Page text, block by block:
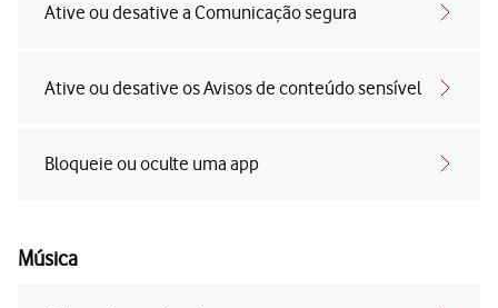
Ative ou desative a Comunicação segura
Ative ou desative os Avisos de conteúdo sensível
Bloqueie ou oculte uma app
Música